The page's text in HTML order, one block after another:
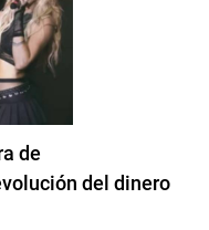
de
del dinero